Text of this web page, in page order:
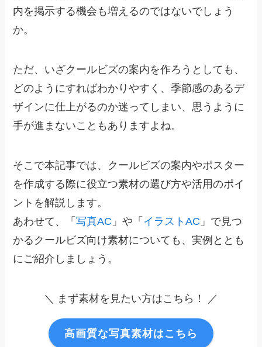
内を掲示する機会も増えるのではないでしょう
か。
ただ、いざクールビズの案内を作ろうとしても、
どのようにすればわかりやすく、季節感のあるデ
ザインに仕上がるのか迷ってしまい、思うように
手が進まないこともありますよね。
そこで本記事では、クールビズの案内やポスター
を作成する際に役立つ素材の選び方や活用のポイ
ントを解説します。
あわせて、「写真AC 」や「 イラストAC 」で見つ
かるクールビズ向け素材についても、実例ととも
にご紹介しましょう。
＼ まず素材を見たい方はこちら！ ／
高画質な写真素材はこちら